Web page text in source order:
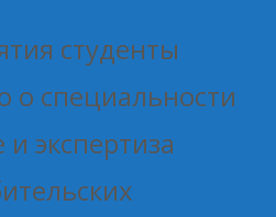
студенты
о специальности
экспертиза